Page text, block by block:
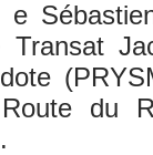
e
Transat
du